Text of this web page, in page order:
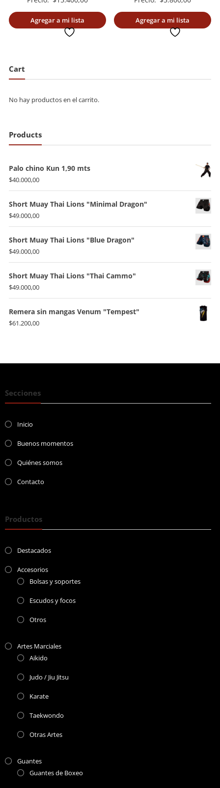
Agregar a mi lista
Agregar a mi lista
Cart
No hay productos en el carrito.
Products
Palo chino Kun 1,90 mts
$40.000,00
Short Muay Thai Lions "Minimal Dragon"
$49.000,00
Short Muay Thai Lions "Blue Dragon"
$49.000,00
Short Muay Thai Lions "Thai Cammo"
$49.000,00
Remera sin mangas Venum "Tempest"
$61.200,00
Secciones
Inicio
Buenos momentos
Quiénes somos
Contacto
Productos
Destacados
Accesorios
Bolsas y soportes
Escudos y focos
Otros
Artes Marciales
Aikido
Judo / Jiu Jitsu
Karate
Taekwondo
Otras Artes
Guantes
Guantes de Boxeo